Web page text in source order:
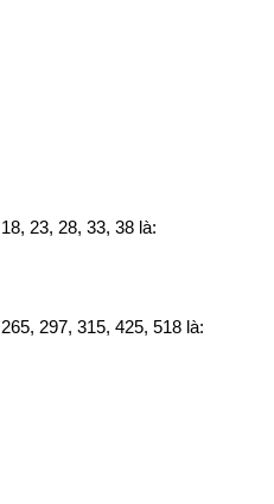
23, 28, 33, 38 là:
297, 315, 425, 518 là: